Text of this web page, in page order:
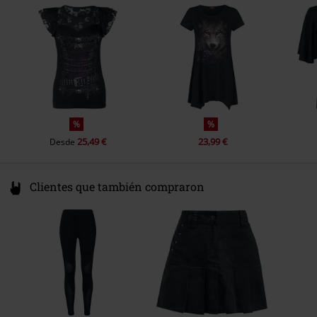
Negro
Netherlands
Hello@attitudeholland.nl
%
Desde 25,49 €
%
23,99 €
Clientes que también compraron